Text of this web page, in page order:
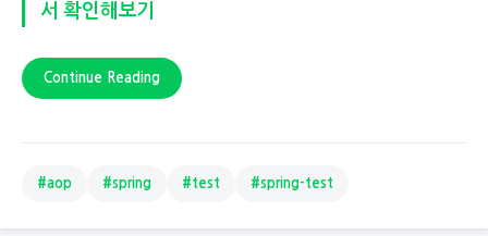
서 확인해보기
Continue Reading
#aop #spring #test #spring-test